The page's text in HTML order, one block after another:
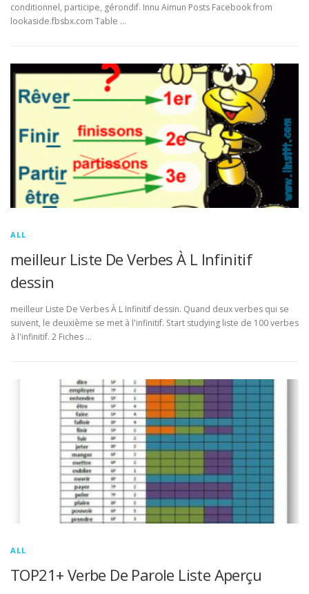
conditionnel, participe, gérondif. Innu Aimun Posts Facebook from
lookaside.fbsbx.com Table …
ALL
meilleur Liste De Verbes À L Infinitif
dessin
meilleur Liste De Verbes À L Infinitif dessin. Quand deux verbes qui se
suivent, le deuxième se met à l'infinitif. Start studying liste de 100 verbes
à l'infinitif. 2 Fiches …
ALL
TOP21+ Verbe De Parole Liste Aperçu